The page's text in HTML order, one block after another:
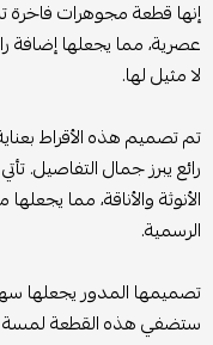
إنها قطعة مجوهرات فاخرة
عصرية، مما يجعلها إضافة
لا مثيل لها.
تم تصميم هذه الأقراط
رائع يبرز جمال
الأنوثة والأناقة، مما
الرسمية.
تصميمها المدور يجعلها
ستضفي هذه القطعة لمسة من